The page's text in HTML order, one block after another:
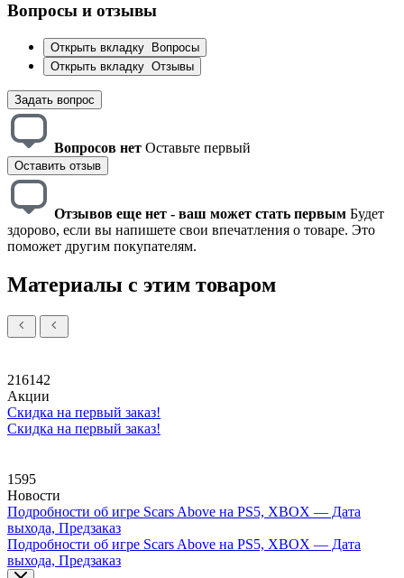
Вопросы и отзывы
Открыть вкладку
Вопросы
Открыть вкладку Отзывы
Задать вопрос
Вопросов нет Оставьте первый
Оставить отзыв
Отзывов еще нет - ваш может стать первым Будет
здорово, если вы напишете свои впечатления о товаре. Это
поможет другим покупателям.
Материалы с этим товаром
216142
Акции
Скидка на первый заказ!
Скидка на первый заказ!
1595
Новости
Подробности об игре Scars Above на PS5, XBOX — Дата
выхода, Предзаказ
Подробности об игре Scars Above на PS5, XBOX — Дата
выхода, Предзаказ